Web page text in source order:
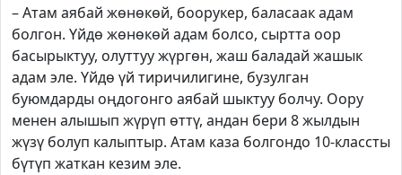
– Атам аябай жөнөкөй, боорукер, баласаак адам
болгон. Үйдө жөнөкөй адам болсо, сыртта оор
басырыктуу, олуттуу жүргөн, жаш баладай жашык
адам эле. Үйдө үй тиричилигине, бузулган
буюмдарды оңдогонго аябай шыктуу болчу. Оору
менен алышып жүрүп өттү, андан бери 8 жылдын
жүзү болуп калыптыр. Атам каза болгондо 10-классты
бүтүп жаткан кезим эле.